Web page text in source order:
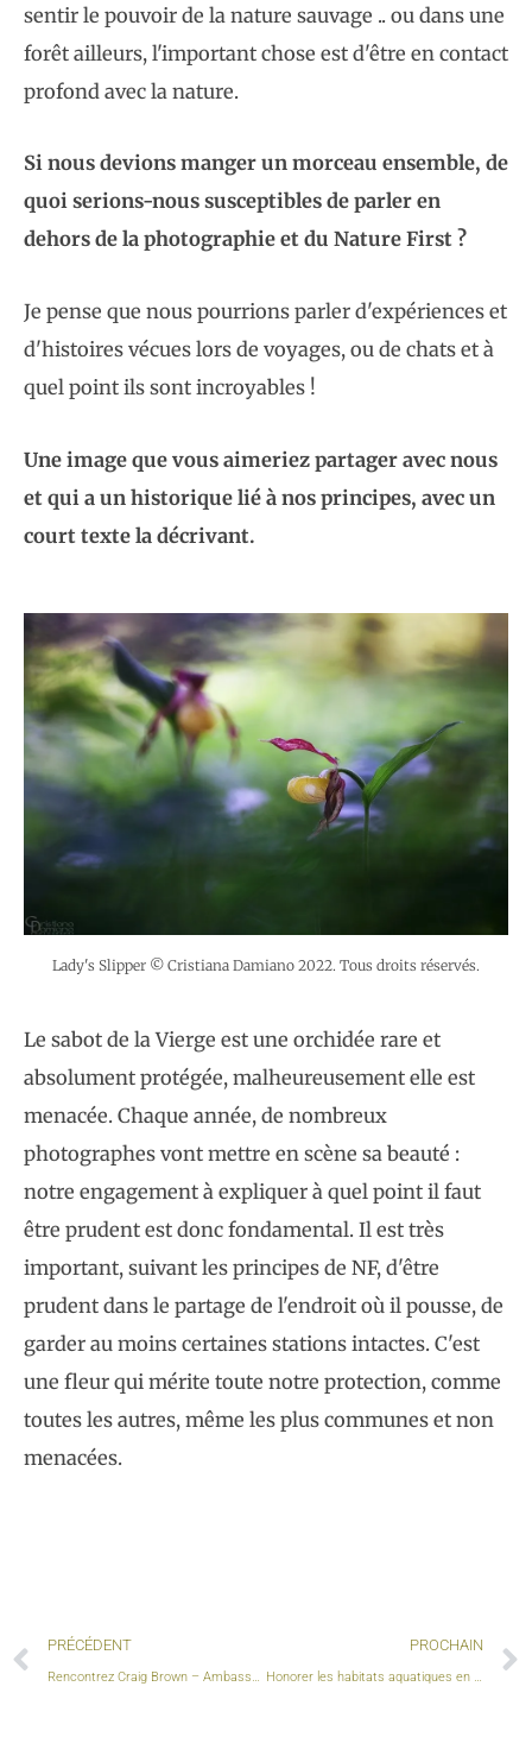
sentir le pouvoir de la nature sauvage .. ou dans une
forêt ailleurs, l'important chose est d'être en contact
profond avec la nature.
Si nous devions manger un morceau ensemble, de
quoi serions-nous susceptibles de parler en
dehors de la photographie et du Nature First ?
Je pense que nous pourrions parler d'expériences et
d'histoires vécues lors de voyages, ou de chats et à
quel point ils sont incroyables !
Une image que vous aimeriez partager avec nous
et qui a un historique lié à nos principes, avec un
court texte la décrivant.
Lady's Slipper © Cristiana Damiano 2022. Tous droits réservés.
Le sabot de la Vierge est une orchidée rare et
absolument protégée, malheureusement elle est
menacée. Chaque année, de nombreux
photographes vont mettre en scène sa beauté :
notre engagement à expliquer à quel point il faut
être prudent est donc fondamental. Il est très
important, suivant les principes de NF, d'être
prudent dans le partage de l'endroit où il pousse, de
garder au moins certaines stations intactes. C'est
une fleur qui mérite toute notre protection, comme
toutes les autres, même les plus communes et non
menacées.
Précédent
PRÉCÉDENT PROCHAIN